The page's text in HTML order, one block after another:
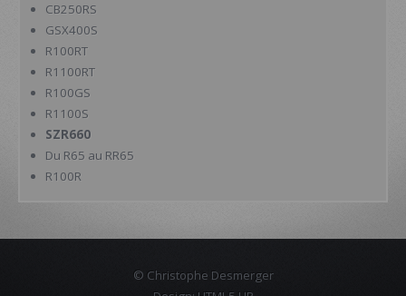
CB250RS
GSX400S
R100RT
R1100RT
R100GS
R1100S
SZR660
Du R65 au RR65
R100R
© Christophe Desmerger